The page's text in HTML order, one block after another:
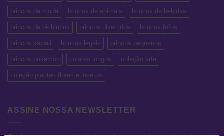
brincos da moda brincos de animais brincos de bebidas
brincos de bichinhos brincos divertidos brincos fofos
brincos kawaii brincos legais brincos pequenos
brincos pokemon colares longos coleção arte
coleção plantas flores e insetos
ASSINE NOSSA NEWSLETTER